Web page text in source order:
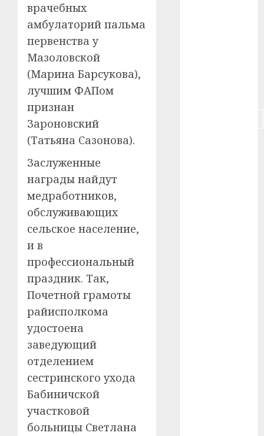
врачебных
амбулаторий пальма
первенства у
Мазоловской
(Марина Барсукова),
лучшим ФАПом
признан
Зароновский
(Татьяна Сазонова).
Заслуженные
награды найдут
медработников,
обслуживающих
сельское население,
и в
профессиональный
праздник. Так,
Почетной грамоты
райисполкома
удостоена
заведующий
отделением
сестринского ухода
Бабиничской
участковой
больницы Светлана